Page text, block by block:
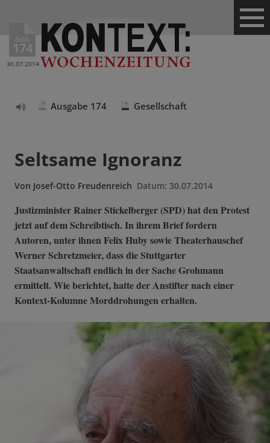
Ausg.
174
30.07.2014
Ausgabe 174 Gesellschaft
Seltsame Ignoranz
Von Josef-Otto Freudenreich Datum: 30.07.2014
Justizminister Rainer Stickelberger (SPD) hat den Protest
jetzt auf dem Schreibtisch. In ihrem Brief fordern
Autoren, unter ihnen Felix Huby sowie Theaterhauschef
Werner Schretzmeier, dass die Stuttgarter
Staatsanwaltschaft endlich in der Sache Grohmann
ermittelt. Wie berichtet, hatte der Anstifter nach einer
Kontext-Kolumne Morddrohungen erhalten.